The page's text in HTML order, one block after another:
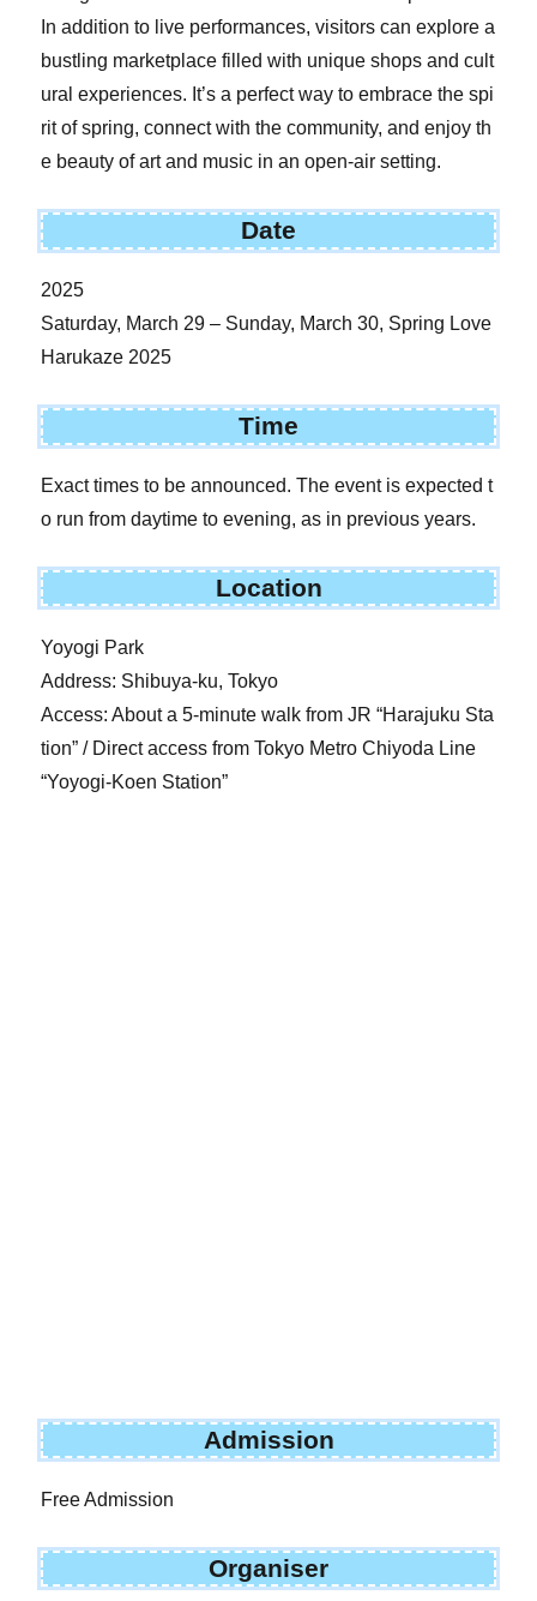
In addition to live performances, visitors can explore a
bustling marketplace filled with unique shops and cult
ural experiences. It’s a perfect way to embrace the spi
rit of spring, connect with the community, and enjoy th
e beauty of art and music in an open-air setting.
Date
2025
Saturday, March 29 – Sunday, March 30, Spring Love
Harukaze 2025
Time
Exact times to be announced. The event is expected t
o run from daytime to evening, as in previous years.
Location
Yoyogi Park
Address: Shibuya-ku, Tokyo
Access: About a 5-minute walk from JR “Harajuku Sta
tion” / Direct access from Tokyo Metro Chiyoda Line
“Yoyogi-Koen Station”
Admission
Free Admission
Organiser